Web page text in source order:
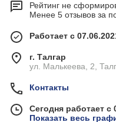
Рейтинг не
Менее 5 отзывов за
Работает с
г. Талгар
ул. Малькеева, 2,
Контакты
Сегодня работает с
Показать весь